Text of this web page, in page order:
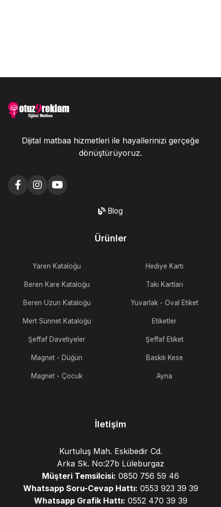
Dijital matbaa hizmetleri ile hayallerinizi gerçeğe
dönüştürüyoruz.
Blog
Ürünler
Yaren Kataloğu
Beren Kare Kataloğu
Beren Uzun Kataloğu
Mert Sünnet Kataloğu
Şeffaf Davetiyeler
Magnet - Düğün
Magnet - Çocuk
Hediye Kartı
Takı Kartları
Yuvarlak - Oval Etiket
Etiketler
Şeffaf Etiket
Baskılı Kese
Ayna
İletişim
Kurtuluş Mah. Eskibedir Cd.
Arka Sk. No:27b Lüleburgaz
Müşteri Temsilcisi: 0850 756 59 46
Whatsapp Soru-Cevap Hattı: 0553 923 39 39
Whatsapp Grafik Hattı: 0552 470 39 39